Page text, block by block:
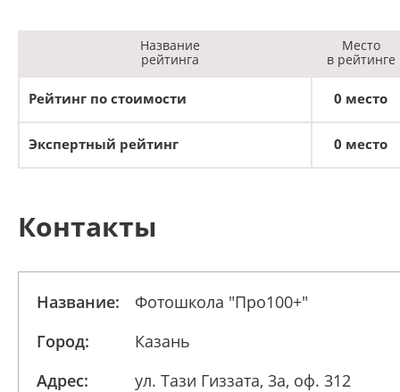
Название
рейтинга
Место
в рейтинге
Рейтинг по стоимости 0 место
Экспертный рейтинг 0 место
Контакты
Название:
Фотошкола "Про100+"
Город:
Казань
Адрес:
ул. Тази Гиззата, 3а, оф. 312